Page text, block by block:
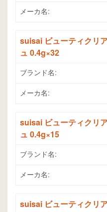
メーカ名:
suisai ビューティクリ
ュ 0.4g×32
ブランド名:
メーカ名:
suisai ビューティクリ
ュ 0.4g×15
ブランド名:
メーカ名:
suisai ビューティクリ